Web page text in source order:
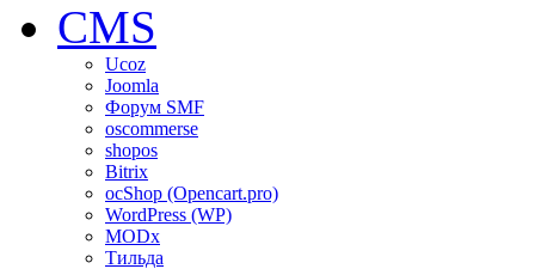
CMS
Ucoz
Joomla
Форум SMF
oscommerse
shopos
Bitrix
ocShop (Opencart.pro)
WordPress (WP)
MODx
Тильда